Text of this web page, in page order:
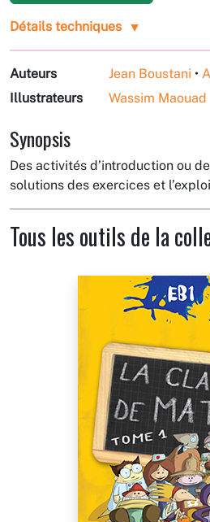
Détails techniques
Auteurs Jean Boustani •
Illustrateurs
Wassim Maouad
Synopsis
Des activités d’introduction ou
solutions des exercices et
Tous les outils de la